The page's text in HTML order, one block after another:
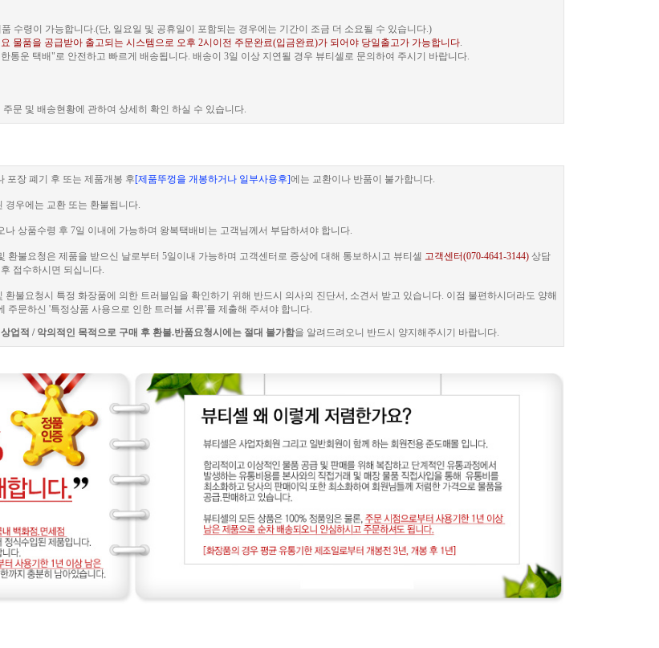
수령이 가능합니다.(단, 일요일 및 공휴일이 포함되는 경우에는 기간이 조금 더 소요될 수 있습니다.)
물품을 공급받아 출고되는 시스템으로 오후 2시이전 주문완료(입금완료)가 되어야 당일출고가 가능합니다.
통운 택배"로 안전하고 빠르게 배송됩니다. 배송이 3일 이상 지연될 경우 뷰티셀로 문의하여 주시기 바랍니다.
문 및 배송현황에 관하여 상세히 확인 하실 수 있습니다.
포장 폐기 후 또는 제품개봉 후[제품뚜껑을 개봉하거나 일부사용후]에는 교환이나 반품이 불가합니다.
경우에는 교환 또는 환불됩니다.
나 상품수령 후 7일 이내에 가능하며 왕복택배비는 고객님께서 부담하셔야 합니다.
환불요청은 제품을 받으신 날로부터 5일이내 가능하며 고객센터로 증상에 대해 통보하시고 뷰티셀 고객센터(070-4641-3144)상담
접수하시면 되십니다.
환불요청시 특정 화장품에 의한 트러블임을 확인하기 위해 반드시 의사의 진단서, 소견서 받고 있습니다. 이점 불편하시더라도 양해
주문하신 '특정상품 사용으로 인한 트러블 서류'를 제출해 주셔야 합니다.
상업적 / 악의적인 목적으로 구매 후 환불.반품요청시에는 절대 불가함을 알려드려오니 반드시 양지해주시기 바랍니다.